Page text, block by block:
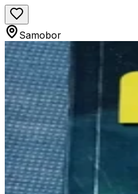
Samobor